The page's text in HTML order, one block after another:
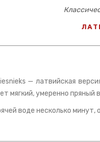
— латвийская
мягкий, умеренно
воде несколько